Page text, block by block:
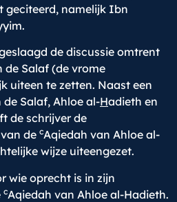
geciteerd, namelijk Ibn
de discussie omtrent
de Salaf (de vrome
uiteen te zetten. Naast een
Salaf, Ahloe al-Hadieth en
de schrijver de
de cAqiedah van Ahloe al-
wijze uiteengezet.
wie oprecht is in zijn
cAqiedah van Ahloe al-Hadieth.